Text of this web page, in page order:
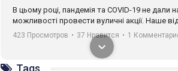
В цьому році, пандемія та COVІD-19 не дали
можливості провести вуличні акції. Наше
звернення про те, що навіть коли ми у різних
містах та не можемо зустрінеться, ми разом.
закликаємо всіх хто поділяє цінності
солідарності, приєднатися до нас. Регіональні
423 Просмотров • 37 Нравится • 1
Tags